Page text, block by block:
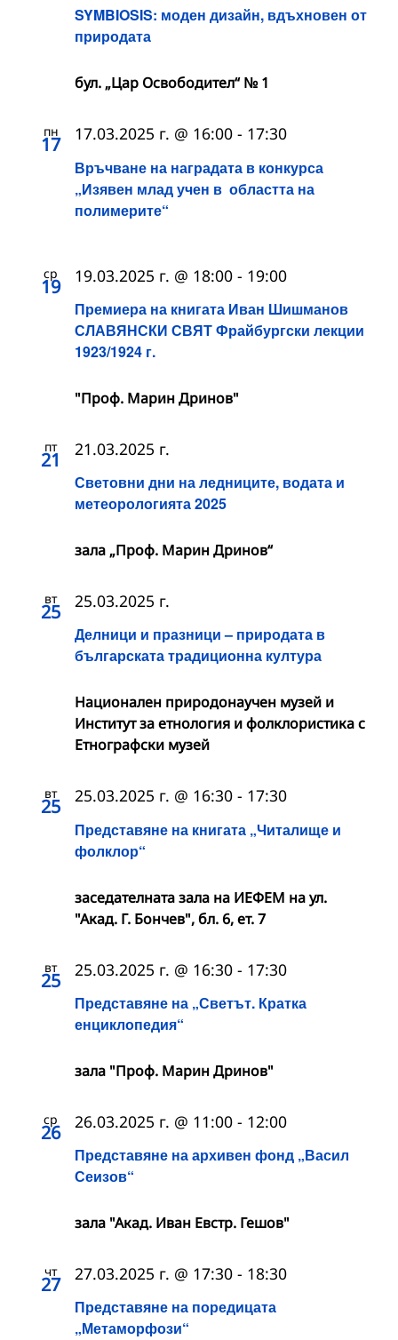
SYMBIOSIS: моден дизайн, вдъхновен от
природата
бул. „Цар Освободител“ № 1
пн
17
Връчване на наградата в конкурса
„Изявен млад учен в областта на
полимерите“
17.03.2025 г. @ 16:00 - 17:30
ср
19
Премиера на книгата Иван Шишманов
СЛАВЯНСКИ СВЯТ Фрайбургски лекции
1923/1924 г.
19.03.2025 г. @ 18:00 - 19:00
"Проф. Марин Дринов"
пт
21
Световни дни на ледниците, водата и
метеорологията 2025
21.03.2025 г.
зала „Проф. Марин Дринов“
вт
25
Делници и празници – природата в
българската традиционна култура
25.03.2025 г.
Национален природонаучен музей и
Институт за етнология и фолклористика с
Етнографски музей
вт
25
Представяне на книгата „Читалище и
фолклор“
25.03.2025 г. @ 16:30 - 17:30
заседателната зала на ИЕФЕМ на ул.
"Акад. Г. Бончев", бл. 6, ет. 7
вт
25
Представяне на „Светът. Кратка
енциклопедия“
25.03.2025 г. @ 16:30 - 17:30
зала "Проф. Марин Дринов"
ср
26
Представяне на архивен фонд „Васил
Сеизов“
26.03.2025 г. @ 11:00 - 12:00
зала "Акад. Иван Евстр. Гешов"
чт
27
Представяне на поредицата
„Метаморфози“
27.03.2025 г. @ 17:30 - 18:30